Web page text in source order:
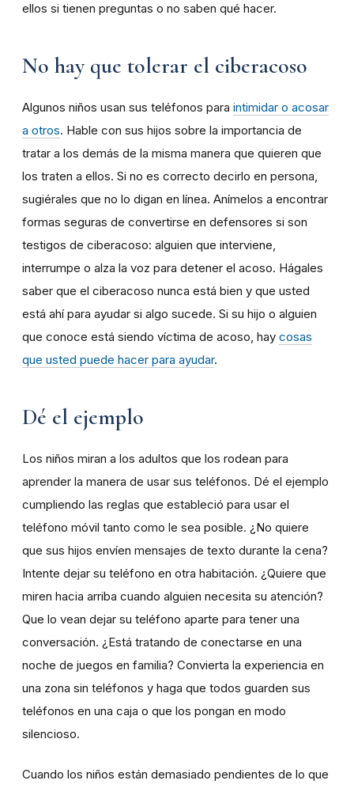
ellos si tienen preguntas o no saben qué hacer.
No hay que tolerar el ciberacoso
Algunos niños usan sus teléfonos para intimidar o acosar
a otros. Hable con sus hijos sobre la importancia de
tratar a los demás de la misma manera que quieren que
los traten a ellos. Si no es correcto decirlo en persona,
sugiérales que no lo digan en línea. Anímelos a encontrar
formas seguras de convertirse en defensores si son
testigos de ciberacoso: alguien que interviene,
interrumpe o alza la voz para detener el acoso. Hágales
saber que el ciberacoso nunca está bien y que usted
está ahí para ayudar si algo sucede. Si su hijo o alguien
que conoce está siendo víctima de acoso, hay cosas
que usted puede hacer para ayudar.
Dé el ejemplo
Los niños miran a los adultos que los rodean para
aprender la manera de usar sus teléfonos. Dé el ejemplo
cumpliendo las reglas que estableció para usar el
teléfono móvil tanto como le sea posible. ¿No quiere
que sus hijos envíen mensajes de texto durante la cena?
Intente dejar su teléfono en otra habitación. ¿Quiere que
miren hacia arriba cuando alguien necesita su atención?
Que lo vean dejar su teléfono aparte para tener una
conversación. ¿Está tratando de conectarse en una
noche de juegos en familia? Convierta la experiencia en
una zona sin teléfonos y haga que todos guarden sus
teléfonos en una caja o que los pongan en modo
silencioso.
Cuando los niños están demasiado pendientes de lo que